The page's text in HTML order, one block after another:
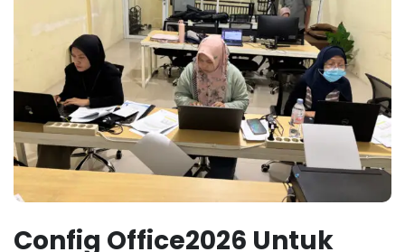
Config Office2026 Untuk